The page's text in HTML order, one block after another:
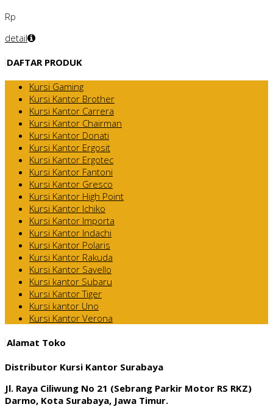
Rp
detail
DAFTAR PRODUK
Kursi Gaming
Kursi Kantor Brother
Kursi Kantor Carrera
Kursi Kantor Chairman
Kursi Kantor Donati
Kursi Kantor Ergosit
Kursi Kantor Ergotec
Kursi Kantor Fantoni
Kursi Kantor Gresco
Kursi Kantor High Point
Kursi Kantor Ichiko
Kursi Kantor Importa
Kursi Kantor Indachi
Kursi Kantor Polaris
Kursi Kantor Rakuda
Kursi Kantor Savello
Kursi kantor Subaru
Kursi Kantor Tiger
Kursi kantor Uno
Kursi Kantor Verona
Alamat Toko
Distributor Kursi Kantor Surabaya
Jl. Raya Ciliwung No 21 (Sebrang Parkir Motor RS RKZ)
Darmo, Kota Surabaya, Jawa Timur.